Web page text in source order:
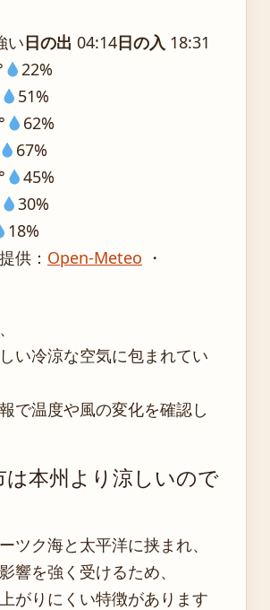
い日の出 04:14日の入 18:31
22%
51%
62%
67%
45%
30%
18%
供： Open-Meteo ・
い冷涼な空気に包まれてい
で温度や風の変化を確認し
は本州より涼しいので
ツク海と太平洋に挟まれ、
響を強く受けるため、
がりにくい特徴があります